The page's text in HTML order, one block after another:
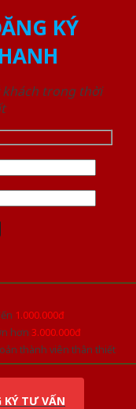
KÝ
khách trong thời
1.000.000đ
hơn 3.000.000đ
thành viên thân thiết
KÝ TƯ VẤN